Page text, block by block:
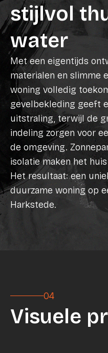
stijlvol
water
Met een eigentijds
materialen en slimme
woning volledig
gevelbekleding geeft
uitstraling, terwijl de
indeling zorgen voor
de omgeving.
isolatie maken het
Het resultaat: een
duurzame woning op
Harkstede.
04
Visuele